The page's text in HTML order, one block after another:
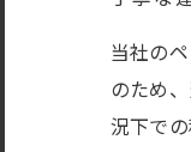
当社の
のため
況下で